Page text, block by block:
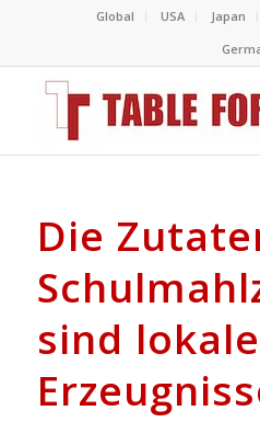
Global USA Japan
Die
sind lokale